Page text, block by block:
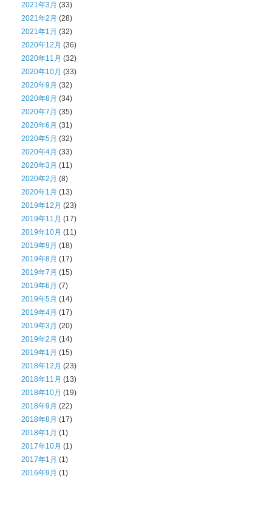
2021年3月 (33)
2021年2月 (28)
2021年1月 (32)
2020年12月 (36)
2020年11月 (32)
2020年10月 (33)
2020年9月 (32)
2020年8月 (34)
2020年7月 (35)
2020年6月 (31)
2020年5月 (32)
2020年4月 (33)
2020年3月 (11)
2020年2月 (8)
2020年1月 (13)
2019年12月 (23)
2019年11月 (17)
2019年10月 (11)
2019年9月 (18)
2019年8月 (17)
2019年7月 (15)
2019年6月 (7)
2019年5月 (14)
2019年4月 (17)
2019年3月 (20)
2019年2月 (14)
2019年1月 (15)
2018年12月 (23)
2018年11月 (13)
2018年10月 (19)
2018年9月 (22)
2018年8月 (17)
2018年1月 (1)
2017年10月 (1)
2017年1月 (1)
2016年9月 (1)